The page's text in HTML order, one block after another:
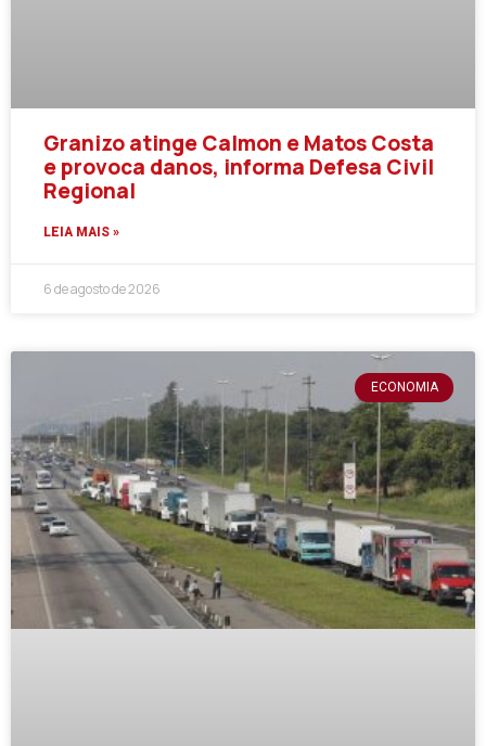
Granizo atinge Calmon e Matos Costa
e provoca danos, informa Defesa Civil
Regional
LEIA MAIS »
6 de agosto de 2026
ECONOMIA